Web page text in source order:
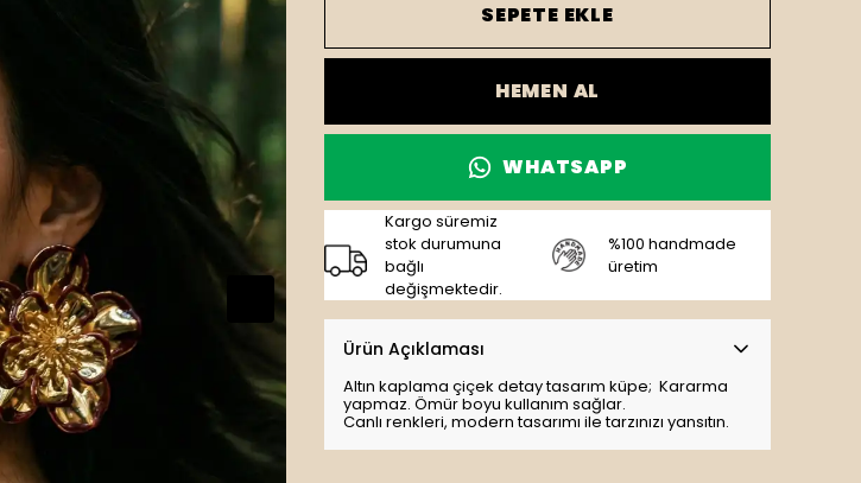
SEPETE EKLE
HEMEN AL
WHATSAPP
Kargo süremiz
stok durumuna
bağlı
değişmektedir.
%100 handmade
üretim
Ürün Açıklaması
Altın kaplama çiçek detay tasarım küpe; Kararma
yapmaz. Ömür boyu kullanım sağlar.
Canlı renkleri, modern tasarımı ile tarzınızı yansıtın.